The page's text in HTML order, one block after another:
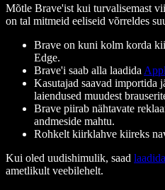
Mõtle Bra­ve'ist kui turvalisemast
on tal mitmeid eeliseid võrreldes
Brave on kuni kolm korda
Edge.
Brave'i saab alla laadida
Kasutajad saavad importida
laiendused muudest
Bra­ve piirab nähtavate
andmeside mahtu.
Rohkelt kiirklahve kiireks
Kui oled uudishimulik, saad
ametlikult veebilehelt.